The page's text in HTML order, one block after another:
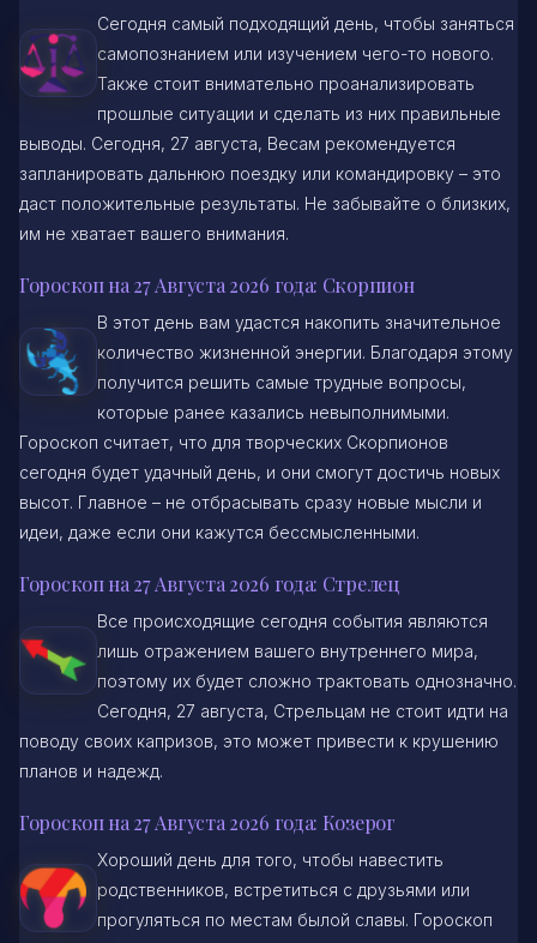
Сегодня самый подходящий день, чтобы заняться
самопознанием или изучением чего-то нового.
Также стоит внимательно проанализировать
прошлые ситуации и сделать из них правильные
выводы. Сегодня, 27 августа, Весам рекомендуется
запланировать дальнюю поездку или командировку – это
даст положительные результаты. Не забывайте о близких,
им не хватает вашего внимания.
Гороскоп на 27 Августа 2026 года: Скорпион
В этот день вам удастся накопить значительное
количество жизненной энергии. Благодаря этому
получится решить самые трудные вопросы,
которые ранее казались невыполнимыми.
Гороскоп считает, что для творческих Скорпионов
сегодня будет удачный день, и они смогут достичь новых
высот. Главное – не отбрасывать сразу новые мысли и
идеи, даже если они кажутся бессмысленными.
Гороскоп на 27 Августа 2026 года: Стрелец
Все происходящие сегодня события являются
лишь отражением вашего внутреннего мира,
поэтому их будет сложно трактовать однозначно.
Сегодня, 27 августа, Стрельцам не стоит идти на
поводу своих капризов, это может привести к крушению
планов и надежд.
Гороскоп на 27 Августа 2026 года: Козерог
Хороший день для того, чтобы навестить
родственников, встретиться с друзьями или
прогуляться по местам былой славы. Гороскоп